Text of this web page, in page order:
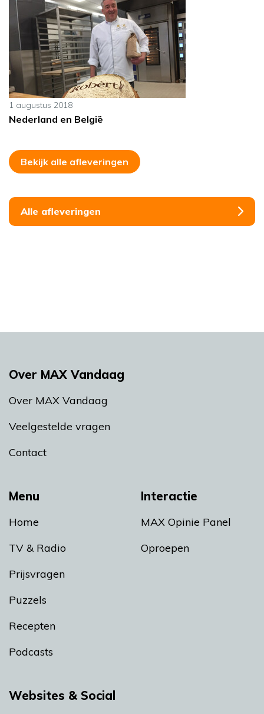
1 augustus 2018
Nederland en België
Bekijk alle afleveringen
Alle afleveringen
Menu
Home
TV & Radio
Prijsvragen
Puzzels
Recepten
Podcasts
Interactie
MAX Opinie Panel
Oproepen
Over MAX Vandaag
Over MAX Vandaag
Veelgestelde vragen
Contact
Websites & Social